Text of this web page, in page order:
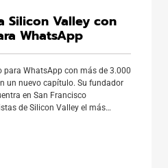
Silicon Valley con
WhatsApp
para WhatsApp con más de 3.000
un nuevo capítulo. Su fundador
en San Francisco
de Silicon Valley el más